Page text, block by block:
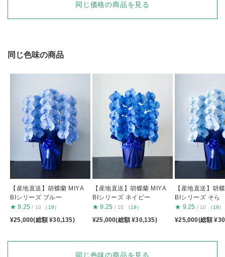
同じ価格の商品を見る
同じ色味の商品
【産地直送】胡蝶蘭 MIYA
BIシリーズ ブルー
★ 9.25 / 10 （19）
¥25,000(総額 ¥30,135)
【産地直送】胡蝶蘭 MIYA
BIシリーズ ネイビー
★ 9.25 / 10 （19）
¥25,000(総額 ¥30,135)
【産地直送】胡
BIシリーズ そら
★ 9.25 / 10 （19）
¥25,000(総額
同じ色味の商品を見る